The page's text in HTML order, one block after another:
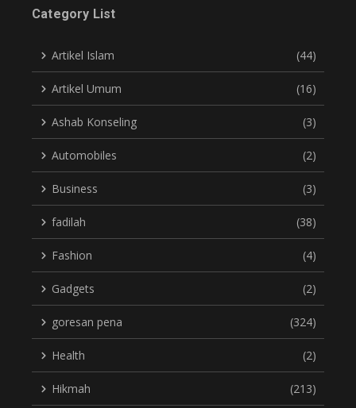
Category List
Artikel Islam (44)
Artikel Umum (16)
Ashab Konseling (3)
Automobiles (2)
Business (3)
fadilah (38)
Fashion (4)
Gadgets (2)
goresan pena (324)
Health (2)
Hikmah (213)